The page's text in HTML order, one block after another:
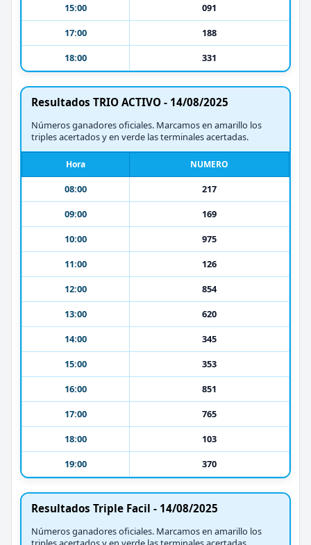
15:00
091
17:00
188
18:00
331
Resultados TRIO ACTIVO - 14/08/2025
Números ganadores oficiales. Marcamos en amarillo los
triples acertados y en verde las terminales acertadas.
Hora NUMERO
08:00
217
09:00
169
10:00
975
11:00
126
12:00
854
13:00
620
14:00
345
15:00
353
16:00
851
17:00
765
18:00
103
19:00
370
Resultados Triple Facil - 14/08/2025
Números ganadores oficiales. Marcamos en amarillo los